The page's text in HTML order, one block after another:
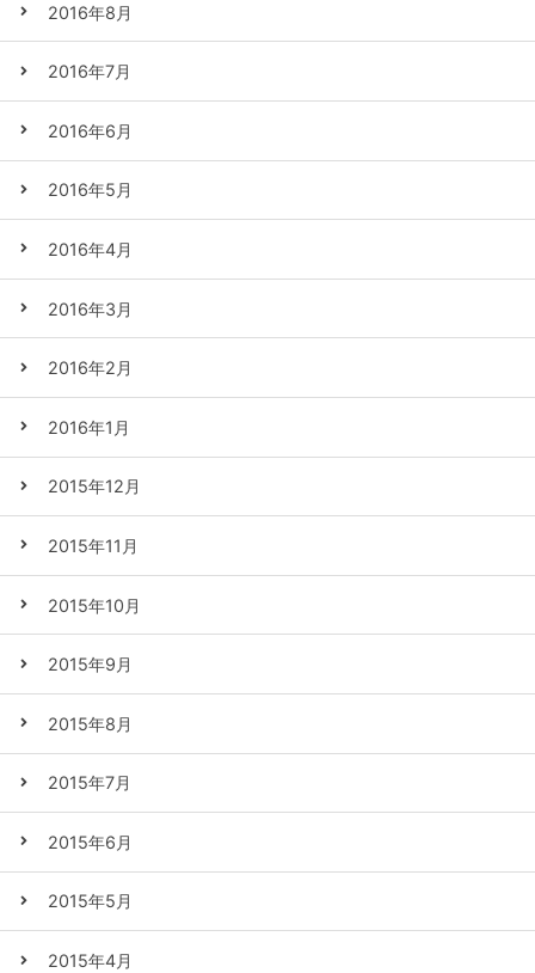
2016年8月
2016年7月
2016年6月
2016年5月
2016年4月
2016年3月
2016年2月
2016年1月
2015年12月
2015年11月
2015年10月
2015年9月
2015年8月
2015年7月
2015年6月
2015年5月
2015年4月